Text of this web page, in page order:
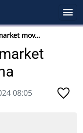
mov…
08:05